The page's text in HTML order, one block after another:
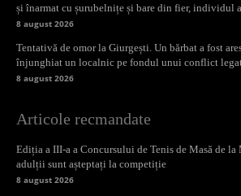
și înarmat cu șurubelnițe și bare din fier, individul a
8 august 2026
Tentativă de omor la Giurgești. Un bărbat a fost
înjunghiat un localnic pe fondul unui conflict legat
8 august 2026
Articole recmandate
Ediția a III-a a Concursului de Tenis de Masă de
adulții sunt așteptați la competiție
8 august 2026